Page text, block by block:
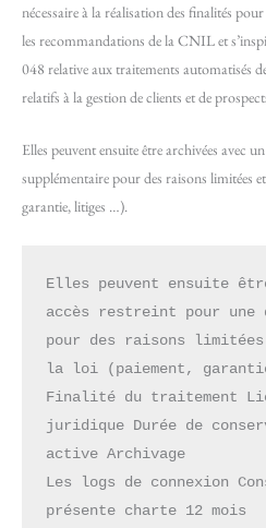
nécessaire à la réalisation des finalités
les recommandations de la CNIL et
048 relative aux traitements automatisés
relatifs à la gestion de clients et de
Elles peuvent ensuite être archivées avec
supplémentaire pour des raisons limitées
garantie, litiges …).
Elles peuvent ensuite
accès restreint pour une
pour des raisons
la loi (paiement,
Finalité du traitement
juridique Durée de
active Archivage
Les logs de connexion
présente charte 12 mois